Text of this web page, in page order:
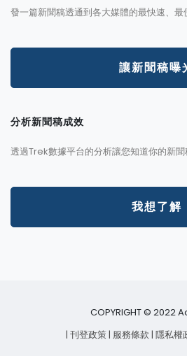
發一篇新聞稿透通到各大媒體的最快速、最
讓新聞稿曝
分析新聞稿成效
透過Trek數據平台的分析讓您知道你的新聞
我想了解
COPYRIGHT © 2022
| 刊登政策| 服務條款 | 隱私權